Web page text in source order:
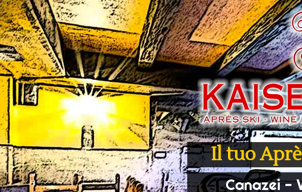
Il tuo
Canazei -